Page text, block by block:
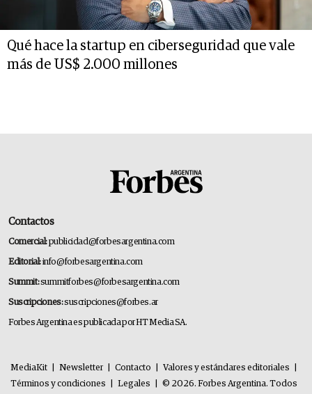
Qué hace la startup en ciberseguridad que vale
más de US$ 2.000 millones
Contactos
Comercial:publicidad@forbesargentina.com
Editorial:info@forbesargentina.com
Summit:summitforbes@forbesargentina.com
Suscripciones:suscripciones@forbes.ar
Forbes Argentina es publicada por HT Media SA.
MediaKit Newsletter Contacto Valores y estándares editoriales
Términos y condiciones
Legales © 2026. Forbes Argentina. Todos